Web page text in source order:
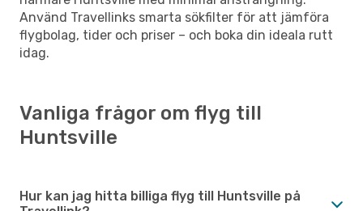
Använd Travellinks smarta sökfilter för att jämföra
flygbolag, tider och priser – och boka din ideala rutt
idag.
Vanliga frågor om flyg till
Huntsville
Hur kan jag hitta billiga flyg till Huntsville på